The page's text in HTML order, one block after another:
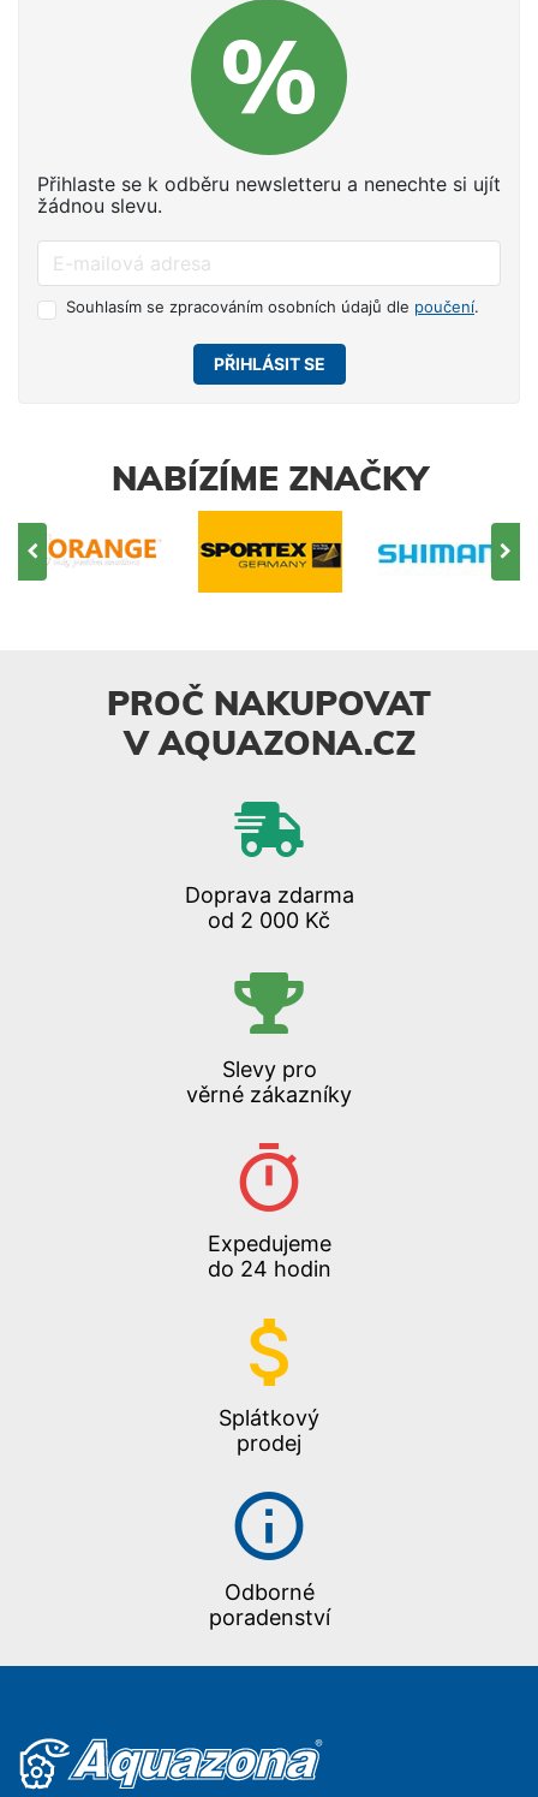
Přihlaste se k odběru newsletteru a nenechte si ujít
žádnou slevu.
Souhlasím se zpracováním osobních údajů dle poučení.
PŘIHLÁSIT SE
NABÍZÍME ZNAČKY
PROČ NAKUPOVAT
V AQUAZONA.CZ
Doprava zdarma
od 2 000 Kč
Slevy pro
věrné zákazníky
Expedujeme
do 24 hodin
Splátkový
prodej
Odborné
poradenství